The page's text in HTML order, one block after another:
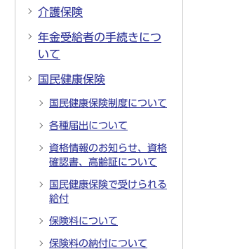
介護保険
年金受給者の手続きにつ
いて
国民健康保険
国民健康保険制度について
各種届出について
資格情報のお知らせ、資格
確認書、高齢証について
国民健康保険で受けられる
給付
保険料について
保険料の納付について